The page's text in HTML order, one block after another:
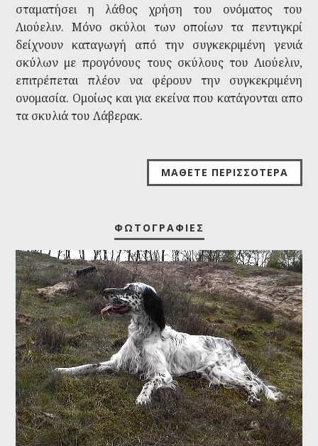
σταματήσει η λάθος χρήση του ονόματος του
Λιούελιν. Μόνο σκύλοι των οποίων τα πεντιγκρί
δείχνουν καταγωγή από την συγκεκριμένη γενιά
σκύλων με προγόνους τους σκύλους του Λιούελιν,
επιτρέπεται πλέον να φέρουν την συγκεκριμένη
ονομασία. Ομοίως και για εκείνα που κατάγονται απο
τα σκυλιά του Λάβερακ.
ΜΆΘΕΤΕ ΠΕΡΙΣΣΌΤΕΡΑ
ΦΩΤΟΓΡΑΦΊΕΣ